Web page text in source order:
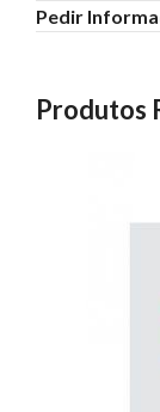
Pedir
Produtos